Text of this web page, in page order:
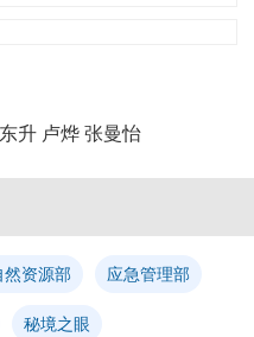
升 卢烨 张曼怡
然资源部 应急管理部
秘境之眼